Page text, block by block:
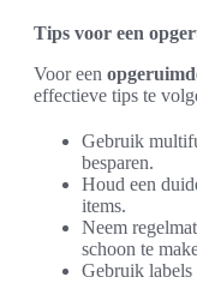
Tips voor een
Voor een
effectieve tips te
Gebruik
besparen.
Houd een
items.
Neem
schoon te
Gebruik